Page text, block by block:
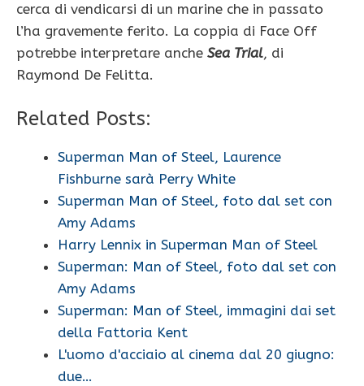
cerca di vendicarsi di un marine che in passato
l’ha gravemente ferito. La coppia di Face Off
potrebbe interpretare anche Sea Trial, di
Raymond De Felitta.
Related Posts:
Superman Man of Steel, Laurence
Fishburne sarà Perry White
Superman Man of Steel, foto dal set con
Amy Adams
Harry Lennix in Superman Man of Steel
Superman: Man of Steel, foto dal set con
Amy Adams
Superman: Man of Steel, immagini dai set
della Fattoria Kent
L'uomo d'acciaio al cinema dal 20 giugno:
due…